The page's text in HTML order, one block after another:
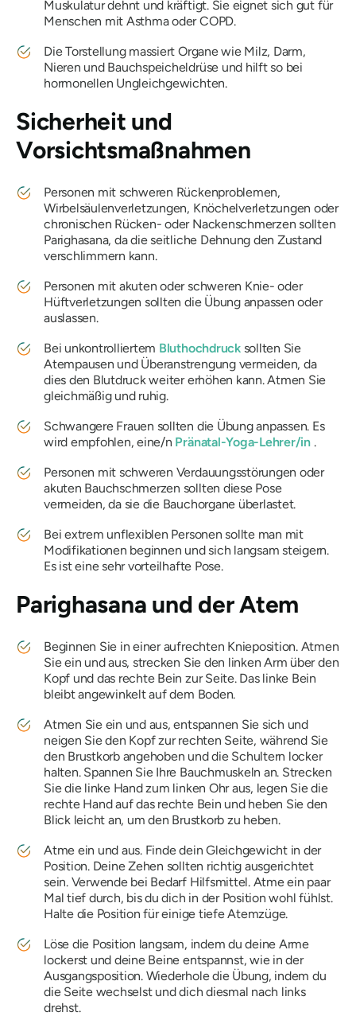
Muskulatur dehnt und kräftigt. Sie eignet sich gut für
Menschen mit Asthma oder COPD.
Die Torstellung massiert Organe wie Milz, Darm,
Nieren und Bauchspeicheldrüse und hilft so bei
hormonellen Ungleichgewichten.
Sicherheit und
Vorsichtsmaßnahmen
Personen mit schweren Rückenproblemen,
Wirbelsäulenverletzungen, Knöchelverletzungen oder
chronischen Rücken- oder Nackenschmerzen sollten
Parighasana, da die seitliche Dehnung den Zustand
verschlimmern kann.
Personen mit akuten oder schweren Knie- oder
Hüftverletzungen sollten die Übung anpassen oder
auslassen.
Bei unkontrolliertem Bluthochdrucksollten Sie
Atempausen und Überanstrengung vermeiden, da
dies den Blutdruck weiter erhöhen kann. Atmen Sie
gleichmäßig und ruhig.
Schwangere Frauen sollten die Übung anpassen. Es
wird empfohlen, eine/n Pränatal-Yoga-Lehrer/in.
Personen mit schweren Verdauungsstörungen oder
akuten Bauchschmerzen sollten diese Pose
vermeiden, da sie die Bauchorgane überlastet.
Bei extrem unflexiblen Personen sollte man mit
Modifikationen beginnen und sich langsam steigern.
Es ist eine sehr vorteilhafte Pose.
Parighasana und der Atem
Beginnen Sie in einer aufrechten Knieposition. Atmen
Sie ein und aus, strecken Sie den linken Arm über den
Kopf und das rechte Bein zur Seite. Das linke Bein
bleibt angewinkelt auf dem Boden.
Atmen Sie ein und aus, entspannen Sie sich und
neigen Sie den Kopf zur rechten Seite, während Sie
den Brustkorb angehoben und die Schultern locker
halten. Spannen Sie Ihre Bauchmuskeln an. Strecken
Sie die linke Hand zum linken Ohr aus, legen Sie die
rechte Hand auf das rechte Bein und heben Sie den
Blick leicht an, um den Brustkorb zu heben.
Atme ein und aus. Finde dein Gleichgewicht in der
Position. Deine Zehen sollten richtig ausgerichtet
sein. Verwende bei Bedarf Hilfsmittel. Atme ein paar
Mal tief durch, bis du dich in der Position wohl fühlst.
Halte die Position für einige tiefe Atemzüge.
Löse die Position langsam, indem du deine Arme
lockerst und deine Beine entspannst, wie in der
Ausgangsposition. Wiederhole die Übung, indem du
die Seite wechselst und dich diesmal nach links
drehst.